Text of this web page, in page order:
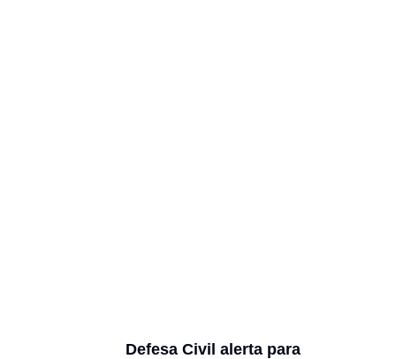
Defesa Civil alerta para